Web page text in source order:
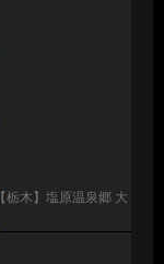
【栃木】塩原温泉郷 大